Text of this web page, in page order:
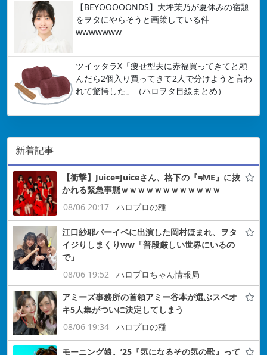
【BEYOOOOONDS】大坪茉乃が夏休みの宿題
をヲタにやらそうと画策している件
wwwwwww
ツイッタラX「痩せ型夫に赤福買ってきてと頼
んだら2個入り買ってきて2人で分けようと言わ
れて驚愕した」（ハロヲタ目線まとめ）
新着記事
【衝撃】Juice=Juiceさん、格下の『≠ME』に抜
かれる緊急事態ｗｗｗｗｗｗｗｗｗｗｗｗ
08/06 20:17
ハロプロの種
江口紗耶バーイベに出演した岡村ほまれ、ヲタ
イジりしまくりww「普段厳しい世界にいるの
で」
08/06 19:52
ハロプロちゃん情報局
アミーズ事務所の首領アミー谷本が選ぶスペオ
キ5人集がついに決定してしまう
08/06 19:34
ハロプロの種
モーニング娘。’25『気になるその気の歌』って